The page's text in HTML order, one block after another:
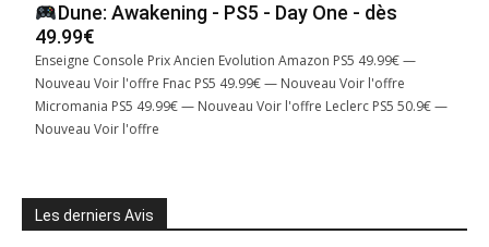
Dune: Awakening - PS5 - Day One - dès
49.99€
Enseigne Console Prix Ancien Evolution Amazon PS5 49.99€ —
Nouveau Voir l'offre Fnac PS5 49.99€ — Nouveau Voir l'offre
Micromania PS5 49.99€ — Nouveau Voir l'offre Leclerc PS5 50.9€ —
Nouveau Voir l'offre
Les derniers Avis